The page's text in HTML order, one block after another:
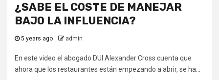
¿SABE EL COSTE DE MANEJAR
BAJO LA INFLUENCIA?
5 years ago admin
En este video el abogado DUI Alexander Cross cuenta que
ahora que los restaurantes están empezando a abrir, se ha...